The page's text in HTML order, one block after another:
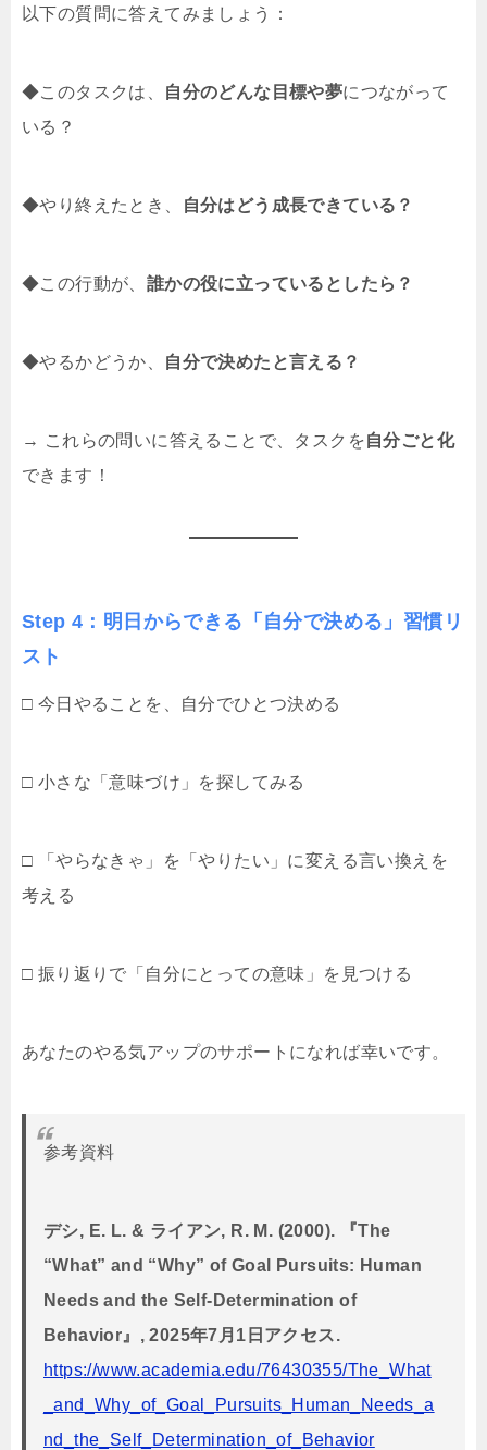
以下の質問に答えてみましょう：
◆このタスクは、 自分のどんな目標や夢につながって
いる？
◆やり終えたとき、 自分はどう成長できている？
◆この行動が、 誰かの役に立っているとしたら？
◆やるかどうか、 自分で決めたと言える？
→ これらの問いに答えることで、タスクを自分ごと化
できます！
Step 4：明日からできる「自分で決める」習慣リ
スト
□ 今日やることを、自分でひとつ決める
□ 小さな「意味づけ」を探してみる
□ 「やらなきゃ」を「やりたい」に変える言い換えを
考える
□ 振り返りで「自分にとっての意味」を見つける
あなたのやる気アップのサポートになれば幸いです。
参考資料
デシ, E. L. & ライアン, R. M. (2000). 『The
“What” and “Why” of Goal Pursuits: Human
Needs and the Self-Determination of
Behavior』, 2025年7月1日アクセス.
https://www.academia.edu/76430355/The_What
_and_Why_of_Goal_Pursuits_Human_Needs_a
nd_the_Self_Determination_of_Behavior